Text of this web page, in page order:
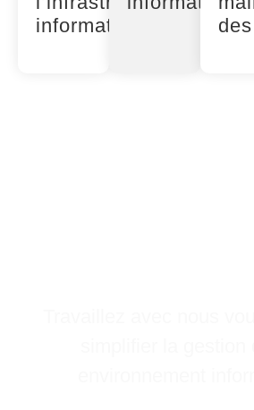
informatique